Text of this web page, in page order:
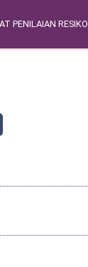
PENILAIAN RESIKO